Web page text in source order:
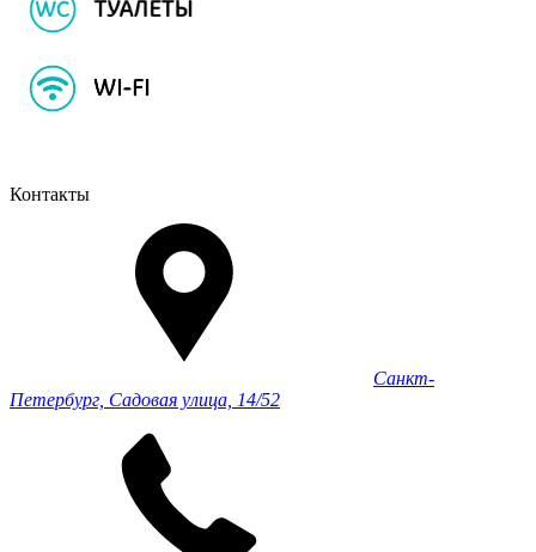
Контакты
Санкт-
Петербург, Садовая улица, 14/52